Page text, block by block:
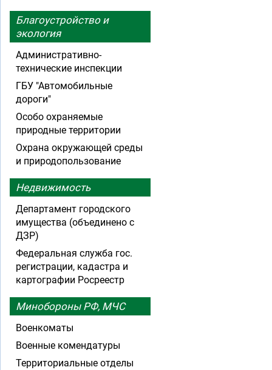
Благоустройство и
экология
Административно-
технические инспекции
ГБУ "Автомобильные
дороги"
Особо охраняемые
природные территории
Охрана окружающей среды
и природопользование
Недвижимость
Департамент городского
имущества (объединено с
ДЗР)
Федеральная служба гос.
регистрации, кадастра и
картографии Росреестр
Минобороны РФ, МЧС
Военкоматы
Военные комендатуры
Территориальные отделы